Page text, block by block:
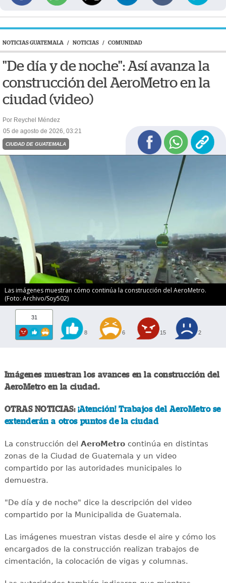
NOTICIAS GUATEMALA / NOTICIAS / COMUNIDAD
"De día y de noche": Así avanza la
construcción del AeroMetro en la
ciudad (video)
Por Reychel Méndez
05 de agosto de 2026, 03:21
CIUDAD DE GUATEMALA
Las imágenes muestran cómo continúa la construcción del AeroMetro.
(Foto: Archivo/Soy502)
31
8 6 15 2
Imágenes muestran los avances en la construcción del
AeroMetro en la ciudad.
OTRAS NOTICIAS: ¡Atención! Trabajos del AeroMetro se
extenderán a otros puntos de la ciudad
La construcción del AeroMetrocontinúa en distintas
zonas de la Ciudad de Guatemala y un video
compartido por las autoridades municipales lo
demuestra.
"De día y de noche" dice la descripción del video
compartido por la Municipalida de Guatemala.
Las imágenes muestran vistas desde el aire y cómo los
encargados de la construcción realizan trabajos de
cimentación, la colocación de vigas y columnas.